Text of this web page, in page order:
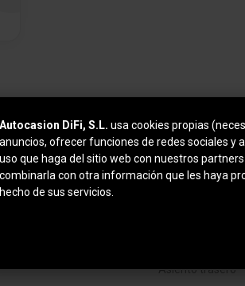
Metalizado
Cierre
Keyless Sistema
Anclajes Isofix
Asiento trasero
Autocasion DiFi, S.L. usa cookies propias
anuncios, ofrecer funciones de redes sociales y
uso que haga del sitio web con nuestros
combinarla con otra información que les haya
hecho de sus servicios.